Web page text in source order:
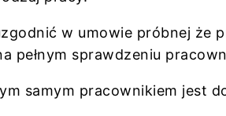
w umowie próbnej że
pełnym sprawdzeniu
samym pracownikiem jest